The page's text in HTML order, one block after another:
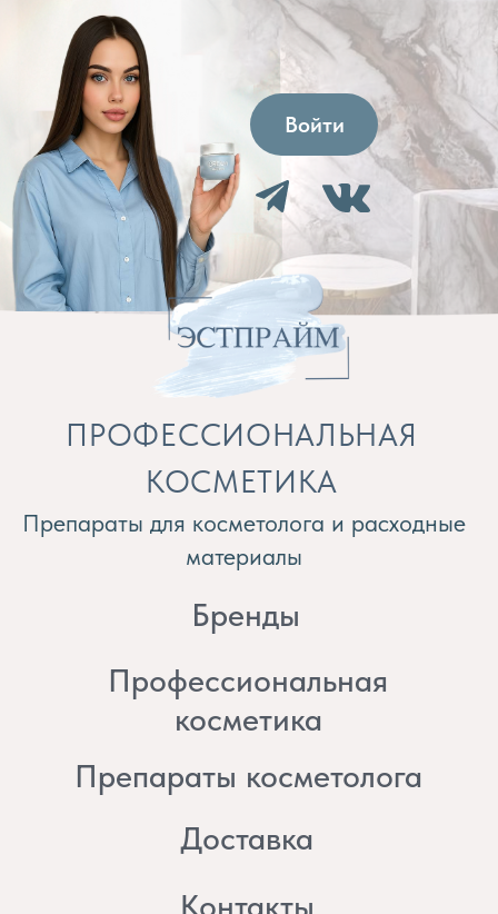
Препараты для косметолога и расходные
материалы
8 (982) 297 07 97
ПРОФЕССИОНАЛЬНАЯ
КОСМЕТИКА
Бренды
Профессиональная
Препараты косметолога
Доставка
8 (982) 277 07 97